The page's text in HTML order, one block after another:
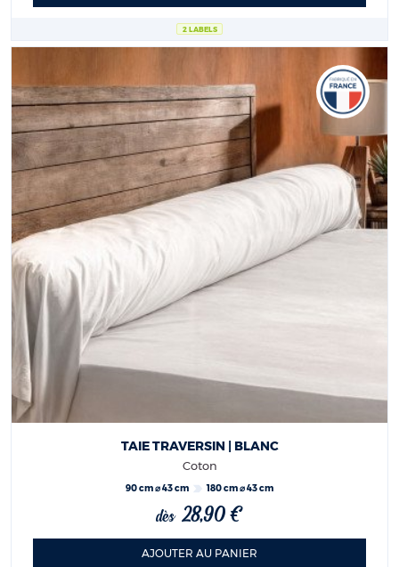
2 LABELS
TAIE TRAVERSIN | BLANC
Coton
90 cm ⌀ 43 cm 180 cm ⌀ 43 cm
dès 28,90 €
AJOUTER AU PANIER